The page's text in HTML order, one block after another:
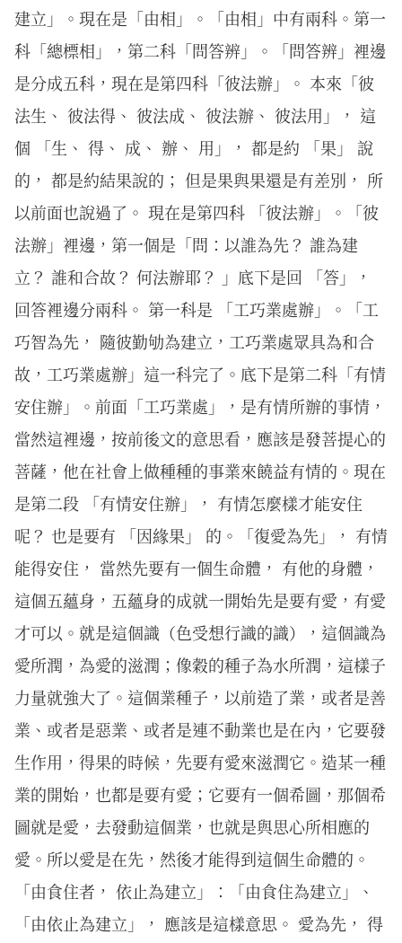
建立」。現在是「由相」。「由相」中有兩科。第一
科「總標相」，第二科「問答辨」。「問答辨」裡邊
是分成五科，現在是第四科「彼法辦」。 本來「彼
法生、 彼法得、 彼法成、 彼法辦、 彼法用」， 這
個 「生、 得、 成、 辦、 用」， 都是約 「果」 說
的， 都是約結果說的； 但是果與果還是有差別， 所
以前面也說過了。 現在是第四科 「彼法辦」。「彼
法辦」裡邊，第一個是「問：以誰為先？ 誰為建
立？ 誰和合故？ 何法辦耶？ 」底下是回 「答」，
回答裡邊分兩科。 第一科是 「工巧業處辦」。「工
巧智為先， 隨彼勤劬為建立，工巧業處眾具為和合
故，工巧業處辦」這一科完了。底下是第二科「有情
安住辦」。前面「工巧業處」，是有情所辦的事情，
當然這裡邊，按前後文的意思看，應該是發菩提心的
菩薩，他在社會上做種種的事業來饒益有情的。現在
是第二段 「有情安住辦」， 有情怎麼樣才能安住
呢？ 也是要有 「因緣果」 的。「復愛為先」， 有情
能得安住， 當然先要有一個生命體， 有他的身體，
這個五蘊身，五蘊身的成就一開始先是要有愛，有愛
才可以。就是這個識（色受想行識的識），這個識為
愛所潤，為愛的滋潤；像穀的種子為水所潤，這樣子
力量就強大了。這個業種子，以前造了業，或者是善
業、或者是惡業、或者是連不動業也是在內，它要發
生作用，得果的時候，先要有愛來滋潤它。造某一種
業的開始，也都是要有愛；它要有一個希圖，那個希
圖就是愛，去發動這個業，也就是與思心所相應的
愛。所以愛是在先，然後才能得到這個生命體的。
「由食住者， 依止為建立」：「由食住為建立」、
「由依止為建立」， 應該是這樣意思。 愛為先， 得